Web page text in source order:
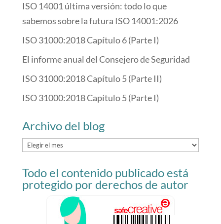
ISO 14001 última versión: todo lo que
sabemos sobre la futura ISO 14001:2026
ISO 31000:2018 Capítulo 6 (Parte I)
El informe anual del Consejero de Seguridad
ISO 31000:2018 Capítulo 5 (Parte II)
ISO 31000:2018 Capítulo 5 (Parte I)
Archivo del blog
Archivo
blog
Todo el contenido publicado está
protegido por derechos de autor